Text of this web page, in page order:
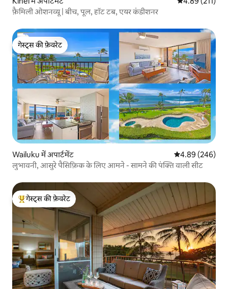
फ़ैमिली ओशनव्यू | बीच, पूल, हॉट टब, एयर कंडीशनर
गेस्ट्स की फ़ेवरेट
गेस्ट्स की फ़ेवरेट
Wailuku में अपार्टमेंट औसत रेटिंग 5 में से
4.89 (246)
लुभावनी, आसुरे पैसिफ़िक के लिए आमने - सामने की पंक्ति वाली सीट
गेस्ट्स का टॉप फ़ेवरेट
गेस्ट्स की फ़ेवरेट